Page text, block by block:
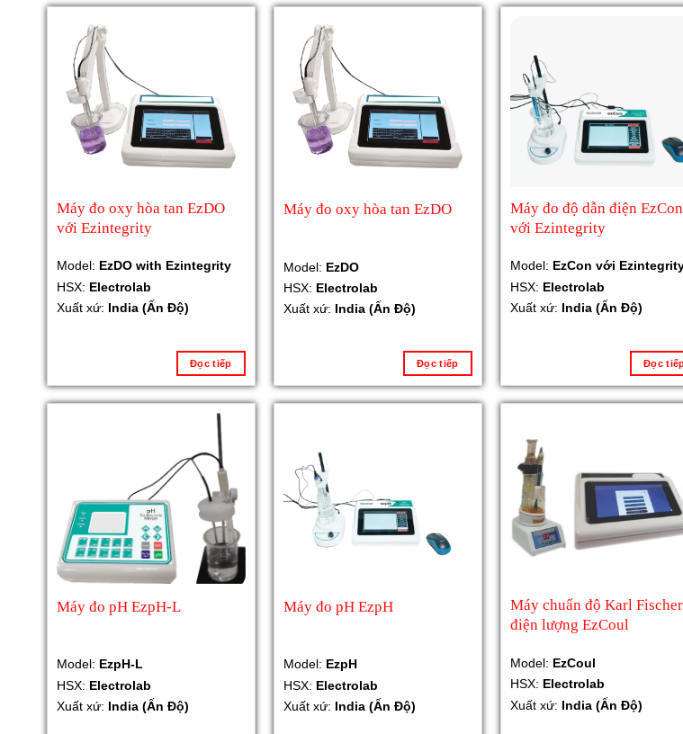
Máy đo oxy hòa tan EzDO
với Ezintegrity
Model: EzDO with Ezintegrity
HSX: Electrolab
Xuất xứ: India (Ấn Độ)
Đọc tiếp
Máy đo oxy hòa tan EzDO
Model: EzDO
HSX: Electrolab
Xuất xứ: India (Ấn Độ)
Đọc tiếp
Máy đo độ dẫn điện EzCon
với Ezintegrity
Model: EzCon với
HSX: Electrolab
Xuất xứ: India (Ấn Độ)
Đọc
Máy đo pH EzpH-L
Model: EzpH-L
HSX: Electrolab
Xuất xứ: India (Ấn Độ)
Máy đo pH EzpH
Model: EzpH
HSX: Electrolab
Xuất xứ: India (Ấn Độ)
Máy chuẩn độ Karl Fischer
điện lượng EzCoul
Model: EzCoul
HSX: Electrolab
Xuất xứ: India (Ấn Độ)